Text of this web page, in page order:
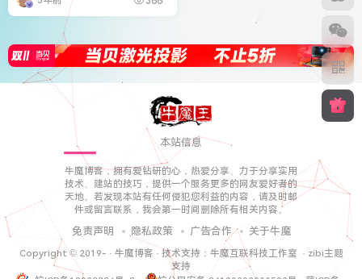
本站信息
牛魔博客，拥有爱钻研的心，热爱分享、力于分享实用
技术、建站的技巧，提供一个服务更多的网友爱好者的
天地。若发现本站有任何侵犯您利益的内容，请及时邮
件或留言联系，我会第一时间删除所有相关内容。
免责声明 隐私政策 广告合作 关于牛魔
Copyright © 2019- · 牛魔博客 · 技术支持： 牛魔互联科技工作室 · zibi主题
支持